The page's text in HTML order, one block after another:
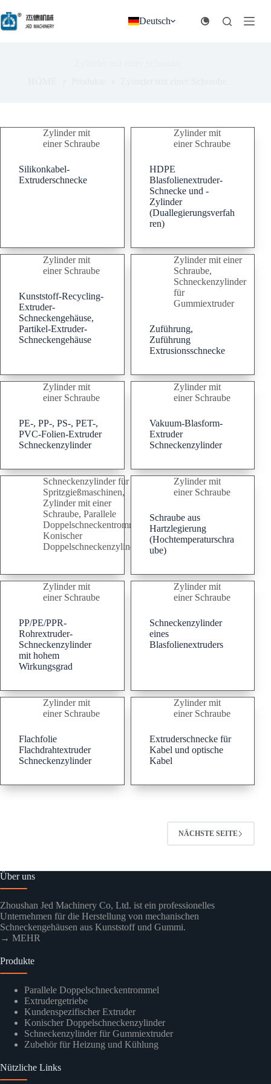
Inhalt
springen
Deutsch
Zylinder mit
einer Schraube
Silikonkabel-
Extruderschnecke
Zylinder mit
einer Schraube
HDPE
Blasfolienextruder-
Schnecke und -
Zylinder
(Duallegierungsverfah
ren)
Zylinder mit
einer Schraube
Kunststoff-Recycling-
Extruder-
Schneckengehäuse,
Partikel-Extruder-
Schneckengehäuse
Zylinder mit einer
Schraube,
Schneckenzylinder
für
Gummiextruder
Zuführung,
Zuführung
Extrusionsschnecke
Zylinder mit
einer Schraube
PE-, PP-, PS-, PET-,
PVC-Folien-Extruder
Schneckenzylinder
Zylinder mit
einer Schraube
Vakuum-Blasform-
Extruder
Schneckenzylinder
Schneckenzylinder für
Spritzgießmaschinen,
Zylinder mit einer
Schraube, Parallele
Doppelschneckentrommel
Konischer
Doppelschneckenzylinder
Zylinder mit
einer Schraube
Schraube aus
Hartzlegierung
(Hochtemperaturschra
ube)
Zylinder mit
einer Schraube
PP/PE/PPR-
Rohrextruder-
Schneckenzylinder
mit hohem
Wirkungsgrad
Zylinder mit
einer Schraube
Schneckenzylinder
eines
Blasfolienextruders
Zylinder mit
einer Schraube
Flachfolie
Flachdrahtextruder
Schneckenzylinder
Zylinder mit
einer Schraube
Extruderschnecke für
Kabel und optische
Kabel
NÄCHSTE SEITE
Über uns
Zhoushan Jed Machinery Co, Ltd. ist ein professionelles
Unternehmen für die Herstellung von mechanischen
Schneckengehäusen aus Kunststoff und Gummi.
→ MEHR
Produkte
Parallele Doppelschneckentrommel
Extrudergetriebe
Kundenspezifischer Extruder
Konischer Doppelschneckenzylinder
Schneckenzylinder für Gummiextruder
Zubehör für Heizung und Kühlung
Nützliche Links